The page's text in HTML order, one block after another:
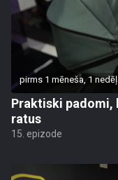
pirms 1 mēneša, 1
Praktiski padomi,
ratus
15. epizode